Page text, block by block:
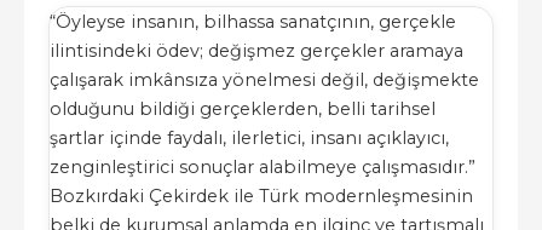
“Öyleyse insanın, bilhassa sanatçının, gerçekle
ilintisindeki ödev; değişmez gerçekler aramaya
çalışarak imkânsıza yönelmesi değil, değişmekte
olduğunu bildiği gerçeklerden, belli tarihsel
şartlar içinde faydalı, ilerletici, insanı açıklayıcı,
zenginleştirici sonuçlar alabilmeye çalışmasıdır.”
Bozkırdaki Çekirdek ile Türk modernleşmesinin
belki de kurumsal anlamda en ilginç ve tartışmalı